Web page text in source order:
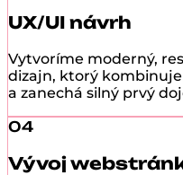
UX/UI návrh
Vytvoríme moderný,
dizajn, ktorý
a zanechá silný prvý
04
Vývoj